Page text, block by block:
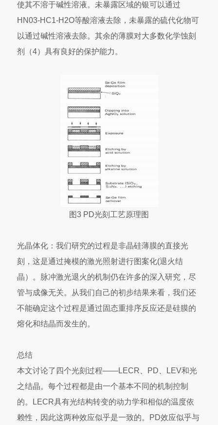
使其不溶于碱性溶液。未暴露区域的银可以通过
HN03-HC1-H2O等酸溶液去除，未暴露的硫代化物可
以通过碱性溶液去除。其余的薄膜对大多数化学蚀刻
剂（4）具有良好的保护能力。
图3 PD光刻工艺原理图
光晶体化：我们研究的过程是非晶硅薄膜的直接光
刻，这是通过掩模的激光照射进行图案化(退火结
晶）。脉冲激光退火的机制仍在许多的深入研究，尽
管与成像无关。从我们自己的初步结果来看，我们还
不能确定这个过程是通过固态重排序反应还是硅膜的
熔化和结晶而发生的。
总结
本文讨论了四个光刻过程——LECR、PD、LEV和光
之结晶。每个过程都是由一个基本不同的机制控制
的。LECR具有光结构转变的动力学和相似的温度依
赖性，因此这两种效应似乎是一致的。PD效应似乎与